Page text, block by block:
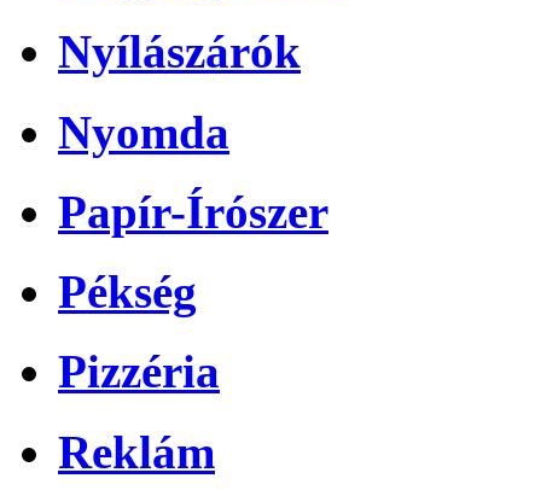
Nyílászárók
Nyomda
Papír-Írószer
Pékség
Pizzéria
Reklám